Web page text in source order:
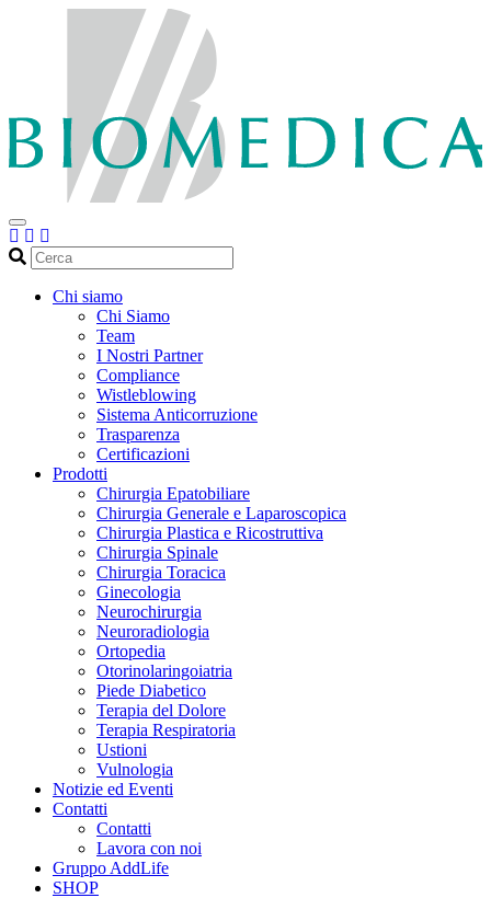
Cerca
Chi siamo
Chi Siamo
Team
I Nostri Partner
Compliance
Wistleblowing
Sistema Anticorruzione
Trasparenza
Certificazioni
Prodotti
Chirurgia Epatobiliare
Chirurgia Generale e Laparoscopica
Chirurgia Plastica e Ricostruttiva
Chirurgia Spinale
Chirurgia Toracica
Ginecologia
Neurochirurgia
Neuroradiologia
Ortopedia
Otorinolaringoiatria
Piede Diabetico
Terapia del Dolore
Terapia Respiratoria
Ustioni
Vulnologia
Notizie ed Eventi
Contatti
Contatti
Lavora con noi
Gruppo AddLife
SHOP